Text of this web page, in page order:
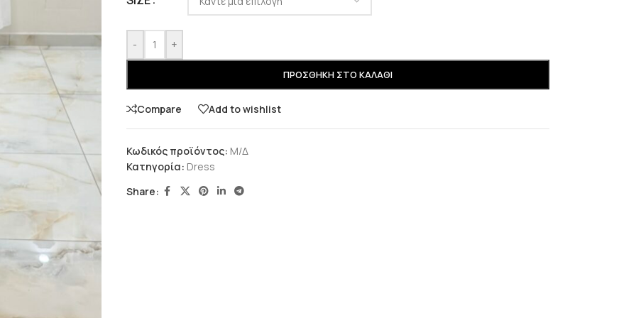
- +
ΠΡΟΣΘΉΚΗ ΣΤΟ ΚΑΛΆΘΙ
Compare Add to wishlist
Κωδικός προϊόντος: Μ/Δ
Κατηγορία: Dress
Share: